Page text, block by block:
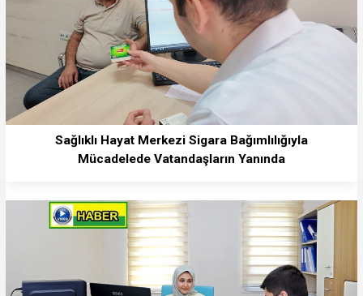
Sağlıklı Hayat Merkezi Sigara Bağımlılığıyla
Mücadelede Vatandaşların Yanında